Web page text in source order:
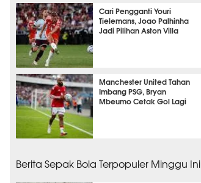
30 menit 14 detik lalu
Cari Pengganti Youri
Tielemans, Joao Palhinha
Jadi Pilihan Aston Villa
34 menit 42 detik lalu
Manchester United Tahan
Imbang PSG, Bryan
Mbeumo Cetak Gol Lagi
Berita Sepak Bola Terpopuler Minggu Ini